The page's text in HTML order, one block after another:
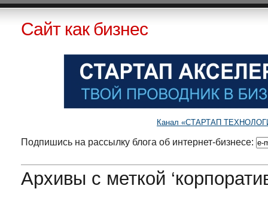
Сайт как бизнес
Канал «СТАРТАП
Подпишись на рассылку блога об интернет-бизнесе:
Архивы с меткой